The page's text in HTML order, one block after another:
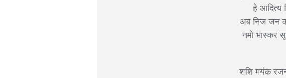
हे आदित्य
अब निज जन
नमो भास्कर
शशि मयंक